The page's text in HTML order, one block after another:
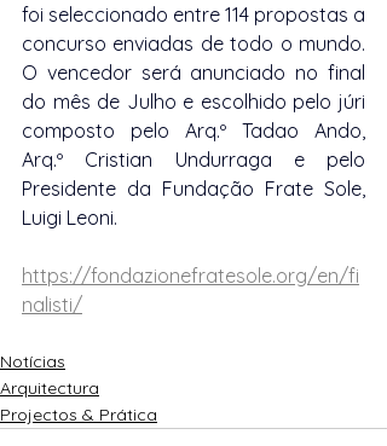
foi seleccionado entre 114 propostas a
concurso enviadas de todo o mundo.
O vencedor será anunciado no final
do mês de Julho e escolhido pelo júri
composto pelo Arq.º Tadao Ando,
Arq.º Cristian Undurraga e pelo
Presidente da Fundação Frate Sole,
Luigi Leoni.
https://fondazionefratesole.org/en/fi
nalisti/
Notícias
Arquitectura
Projectos & Prática